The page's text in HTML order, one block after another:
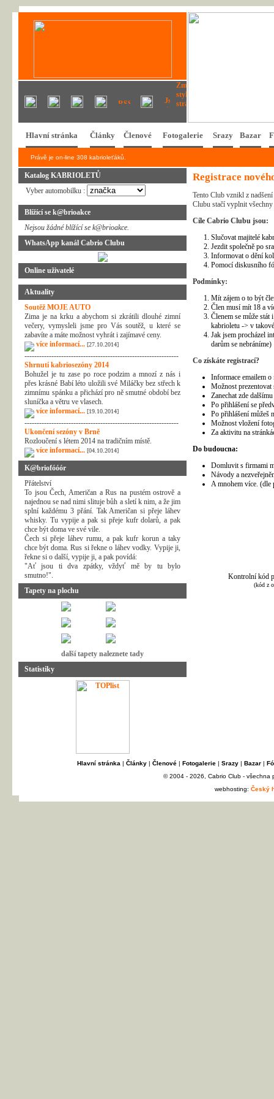
Hlavní stránka Články Členové Fotogalerie Srazy Bazar
Právě je on-line 308 kabrioleťáků.
Katalog KABRIOLETŮ
Vyber automobilku :
Blížící se k@brioakce
Nejsou žádné blížící se k@brioakce.
WhatsApp kanál Cabrio Clubu
Online uživatelé
Aktuality
Soutěž MOJE AUTO
Zima je na krku a abychom si zkrátili dlouhé zimní
večery, vymysleli jsme pro Vás soutěž, u které se
zabavíte a máte možnost vyhrát i zajímavé ceny.
více informací... [27.10.2014]
---------------------------------------------------------------
Shrnutí kabriosezóny 2014
Bohužel je tu zase po roce podzim a mnozí z nás i
přes krásné Babí léto uložili své Miláčky bez střech k
zimnímu spánku a přichází pro ně smutné období bez
sluníčka a větru ve vlasech.
více informací... [19.10.2014]
---------------------------------------------------------------
Ukončení sezóny v Brně
Rozloučení s létem 2014 na tradičním místě.
více informací... [04.10.2014]
K@briofóóór
Přátelství
To jsou Čech, Američan a Rus na pustém ostrově a
najednou se nad nimi slituje bůh a sletí k nim, a že jim
splní každému 3 přání. Tak Američan si přeje láhev
whisky. Tu vypije a pak si přeje kufr dolarů, a pak
chce být doma ve své vile.
Čech si přeje láhev rumu, a pak kufr korun a taky
chce být doma. Rus si řekne o láhev vodky. Vypije ji,
řekne si o další, vypije ji, a pak povídá:
"Ať jsou ti dva zpátky, vždyť mě by tu bylo
smutno!".
Tapety na plochu
další tapety naleznete tady
Statistiky
Registrace
Tento Club vznikl z
Clubu stačí vyplnit
Cíle Cabrio Clubu jsou:
Slučovat majitelé
Jezdit společně po
Informovat o dění
Pomocí diskusního
Podmínky:
Mít zájem o to být
Člen musí mít 18 a
Členem se může
kabrioletu -> v
Jak jsem procházel
darům se nebráníme)
Co získáte registrací?
Informace emailem o
Možnost prezentovat
Zanechat zde
Po přihlášení se
Po přihlášení můžeš
Možnost vložení
Za aktivitu na
Do budoucna:
Domluvit s firmami
Návody a
A mnohem více. (dle
Kontrolní kód
(kód z
Hlavní stránka | Články| Členové| Fotogalerie| Srazy| Bazar|
© 2004 - 2026, Cabrio Club - všechna
webhosting: Český